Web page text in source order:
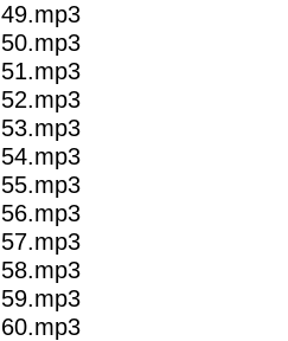
49.mp3
50.mp3
51.mp3
52.mp3
53.mp3
54.mp3
55.mp3
56.mp3
57.mp3
58.mp3
59.mp3
60.mp3